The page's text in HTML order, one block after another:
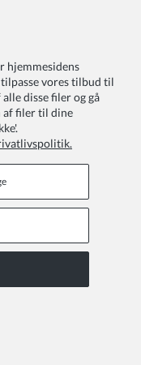
hjemmesidens
vores tilbud til
disse filer og gå
af filer til dine